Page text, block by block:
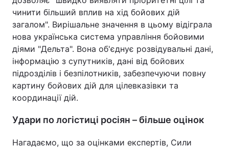
чинити більший вплив на хід бойових дій
загалом". Вирішальне значення в цьому відіграла
нова українська система управління бойовими
діями "Дельта". Вона об'єднує розвідувальні дані,
інформацію з супутників, дані від бойових
підрозділів і безпілотників, забезпечуючи повну
картину бойових дій для цілевказівки та
координації дій.
Удари по логістиці росіян – більше оцінок
Нагадаємо, що за оцінками експертів, Сили